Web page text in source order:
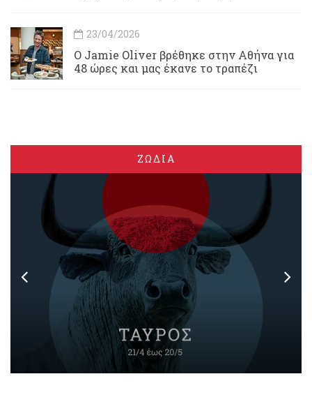
23/04/2026
Ο Jamie Oliver βρέθηκε στην Αθήνα για
48 ώρες και μας έκανε το τραπέζι
ΖΩΔΙΑ